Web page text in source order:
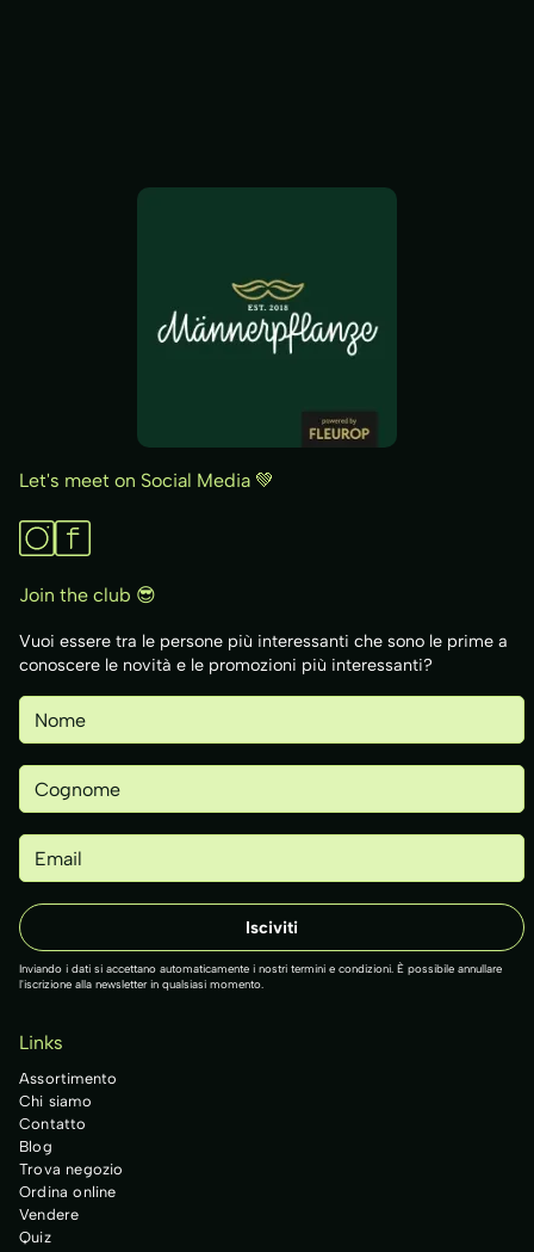
Let's meet on Social Media 💚
Join the club 😎
Vuoi essere tra le persone più interessanti che sono le prime a
conoscere le novità e le promozioni più interessanti?
Inviando i dati si accettano automaticamente i nostri termini e condizioni. È possibile annullare
l'iscrizione alla newsletter in qualsiasi momento.
Links
Assortimento
Chi siamo
Contatto
Blog
Trova negozio
Ordina online
Vendere
Quiz